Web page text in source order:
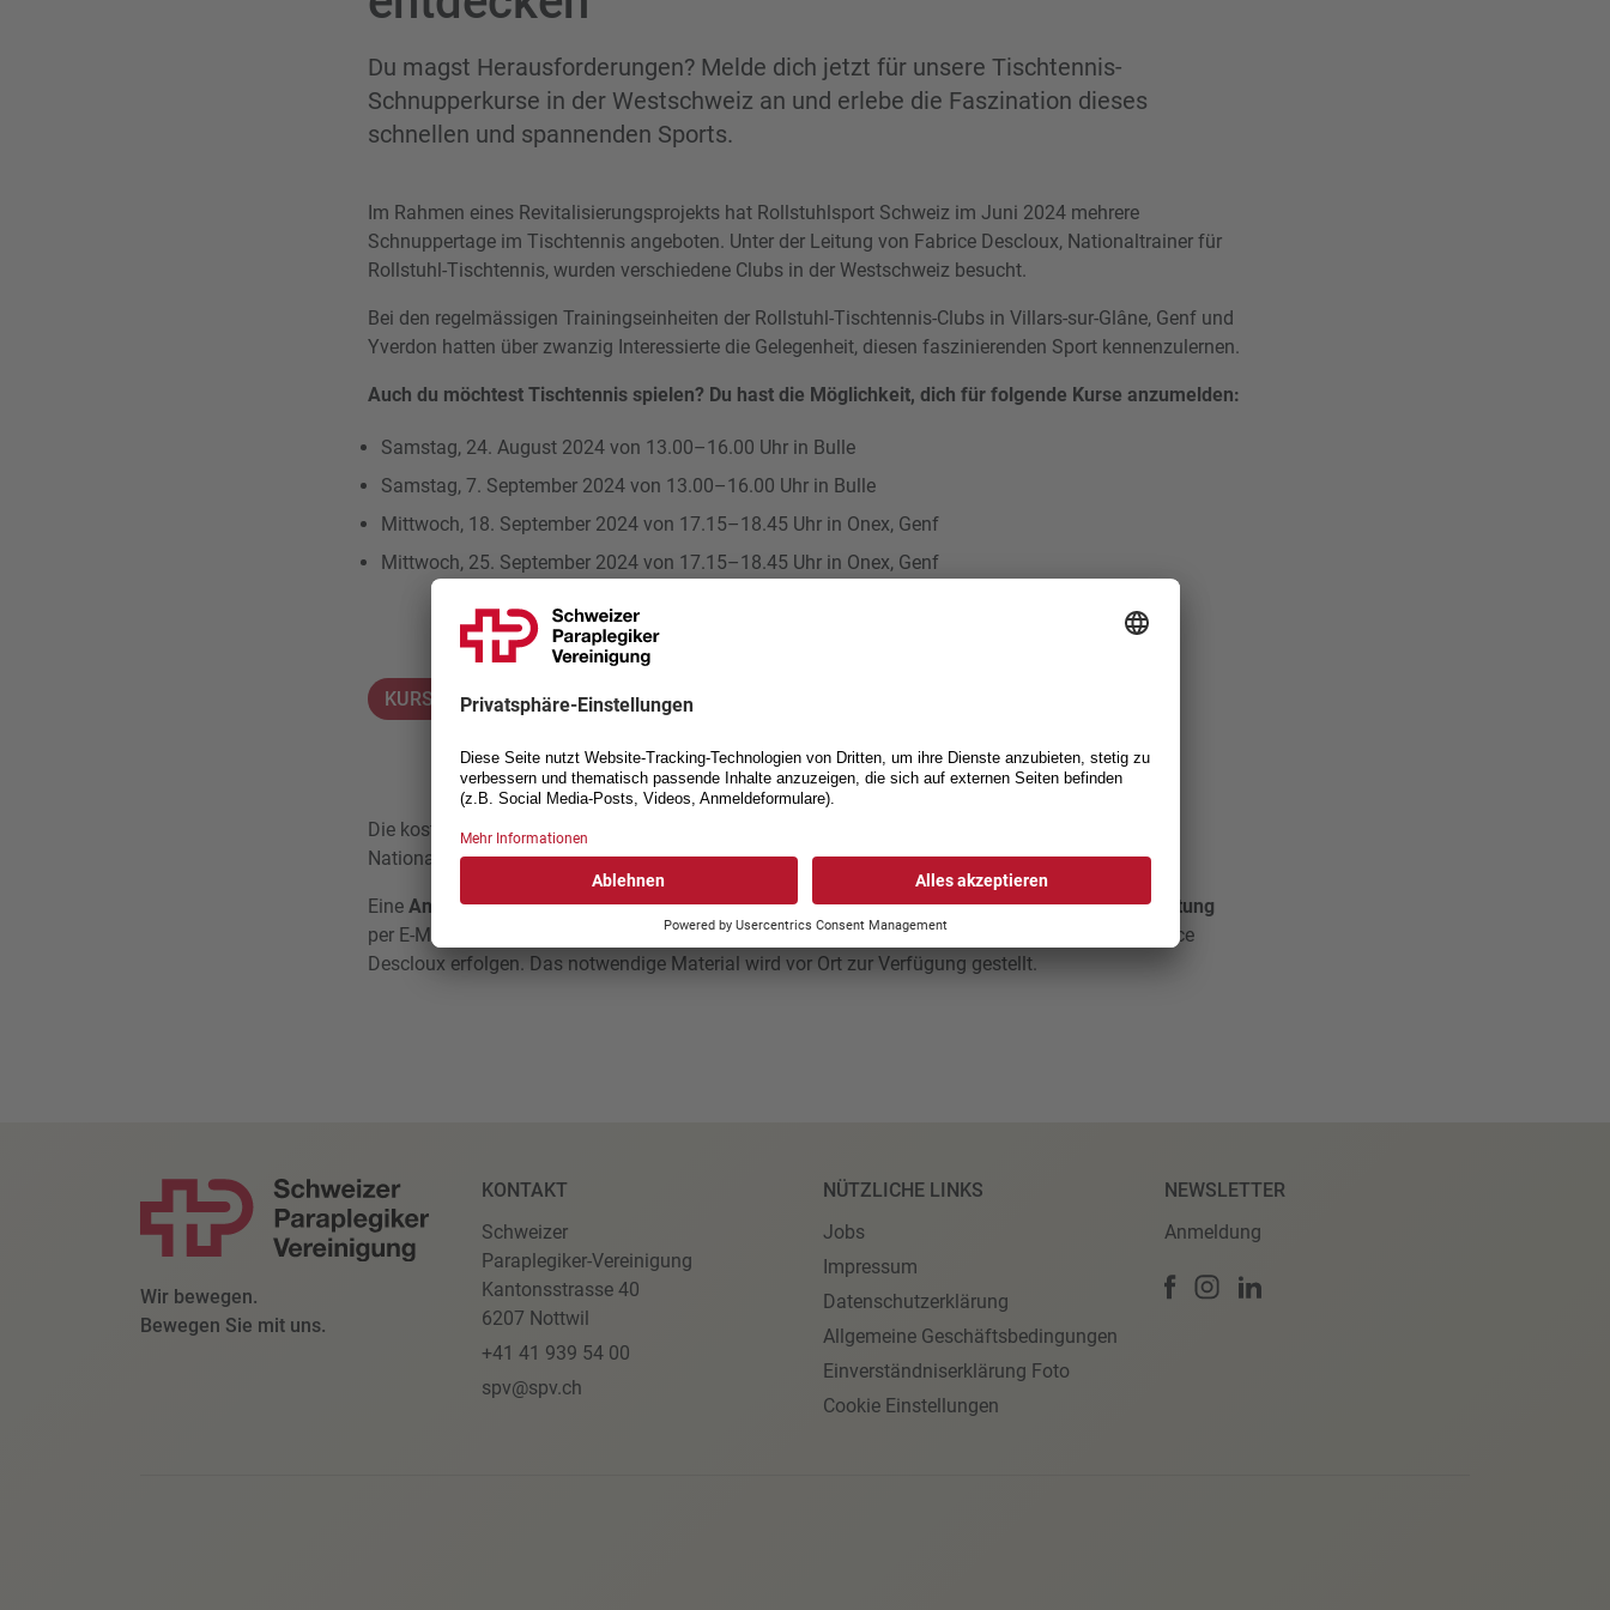
Du magst Herausforderungen? Melde dich jetzt für unsere Tischtennis-
Schnupperkurse in der Westschweiz an und erlebe die Faszination dieses
schnellen und spannenden Sports.
Im Rahmen eines Revitalisierungsprojekts hat Rollstuhlsport Schweiz im Juni 2024 mehrere
Schnuppertage im Tischtennis angeboten. Unter der Leitung von Fabrice Descloux, Nationaltrainer für
Rollstuhl-Tischtennis, wurden verschiedene Clubs in der Westschweiz besucht.
Bei den regelmässigen Trainingseinheiten der Rollstuhl-Tischtennis-Clubs in Villars-sur-Glâne, Genf und
Yverdon hatten über zwanzig Interessierte die Gelegenheit, diesen faszinierenden Sport kennenzulernen.
Auch du möchtest Tischtennis spielen? Du hast die Möglichkeit, dich für folgende Kurse anzumelden:
Samstag, 24. August 2024 von 13.00–16.00 Uhr in Bulle
Samstag, 7. September 2024 von 13.00–16.00 Uhr in Bulle
Mittwoch, 18. September 2024 von 17.15–18.45 Uhr in Onex, Genf
Mittwoch, 25. September 2024 von 17.15–18.45 Uhr in Onex, Genf
KURS-DETAILS
Die kostenlosen Schnupperkurse sind für alle Interessierten zugänglich und werden von unserem
Nationaltrainer Fabrice Descloux geleitet.
Eine Anmeldung ist obligatorisch und kann bis spätestens 12.00 Uhr am Tag vor der Veranstaltung
per E-Mail an
fabrice.descloux@sunrise.choder telefonisch unter +41 76 525 63 01 bei Fabrice
Descloux erfolgen. Das notwendige Material wird vor Ort zur Verfügung gestellt.
Wir bewegen.
Bewegen Sie mit uns.
KONTAKT
Schweizer
Paraplegiker-Vereinigung
Kantonsstrasse 40
6207 Nottwil
+41 41 939 54 00
spv@spv.ch
NÜTZLICHE LINKS
Jobs
Impressum
Datenschutzerklärung
Allgemeine Geschäftsbedingungen
Einverständniserklärung Foto
Cookie Einstellungen
NEWSLETTER
Anmeldung